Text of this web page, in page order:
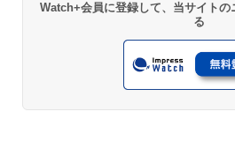
Watch+会員に登録して、当サイトの
る